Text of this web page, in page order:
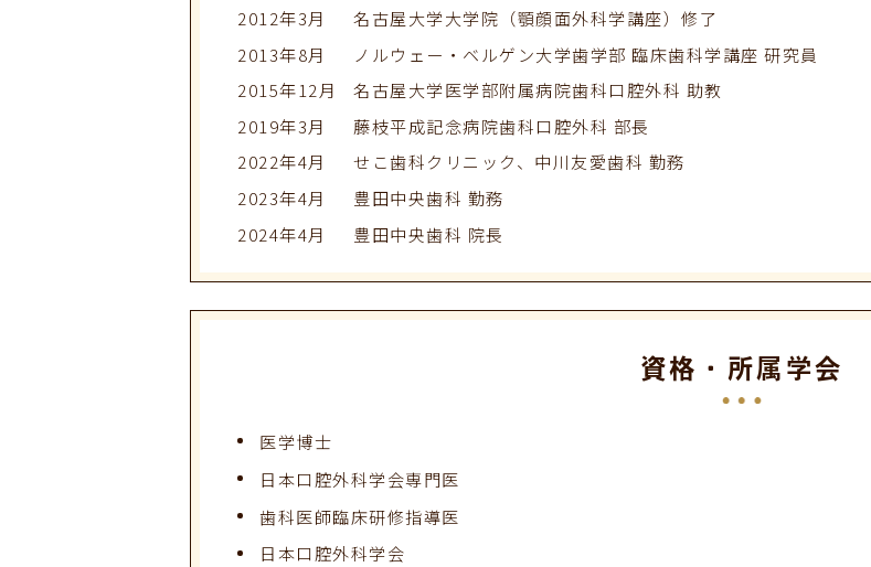
2012年3月
名古屋大学大学院 （顎顔面外科学講座）修了
2013年8月
ノルウェー・ベルゲン大学歯学部 臨床歯科学講座研究員
2015年12月
名古屋大学医学部附属病院歯科口腔外科 助教
2019年3月
藤枝平成記念病院歯科口腔外科 部長
2022年4月
せこ歯科クリニック、 中川友愛歯科 勤務
2023年4月
豊田中央歯科 勤務
2024年4月
豊田中央歯科 院長
資格・所属学会
医学博士
日本口腔外科学会専門医
歯科医師臨床研修指導医
日本口腔外科学会